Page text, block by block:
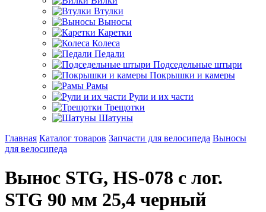
Втулки
Выносы
Каретки
Колеса
Педали
Подседельные штыри
Покрышки и камеры
Рамы
Рули и их части
Трещотки
Шатуны
Главная Каталог товаров Запчасти для велосипеда Выносы
для велосипеда
Вынос STG, HS-078 с лог.
STG 90 мм 25,4 черный